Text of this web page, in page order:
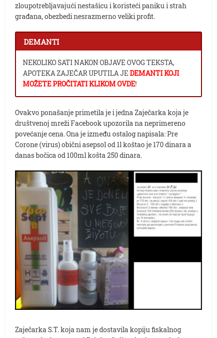
zloupotrebljavajući nestašicu i koristeći paniku i strah
građana, obezbedi nesrazmerno veliki profit.
DEMANTI
NEKOLIKO SATI NAKON OBJAVE OVOG TEKSTA,
APOTEKA ZAJEČAR UPUTILA JEDEMANTI KOJI
MOŽETE PROČITATI KLIKOM OVDE!
Ovakvo ponašanje primetila je i jedna Zaječarka koja je
društvenoj mreži Facebook upozorila na neprimereno
povećanje cena. Ona je između ostalog napisala: Pre
Corone (virus) obični asepsol od 1l koštao je 170 dinara a
danas bočica od 100ml košta 250 dinara.
Zaječarka S.T. koja nam je dostavila kopiju fiskalnog